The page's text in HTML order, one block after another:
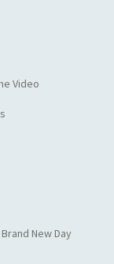
Video
New Day